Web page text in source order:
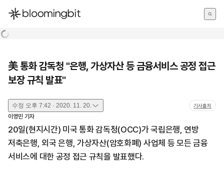
한국어
美 통화 감독청 "은행, 가상자산 등 금융서비스 공정 접근
보장 규칙 발표"
수정 오후 7:42 · 2020. 11. 20. 기사출처
이영민 기자
20일(현지시간) 미국 통화 감독청(OCC)가 국립은행, 연방
저축은행, 외국 은행, 가상자산(암호화폐) 사업체 등 모든 금융
서비스에 대한 공정 접근 규칙을 발표했다.